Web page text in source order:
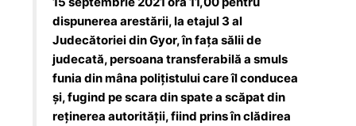
dispunerea arestării, la etajul 3 al
Judecătoriei din Gyor, în faţa sălii de
judecată, persoana transferabilă a smuls
funia din mâna poliţistului care îl conducea
şi, fugind pe scara din spate a scăpat din
reţinerea autorităţii, fiind prins în clădirea